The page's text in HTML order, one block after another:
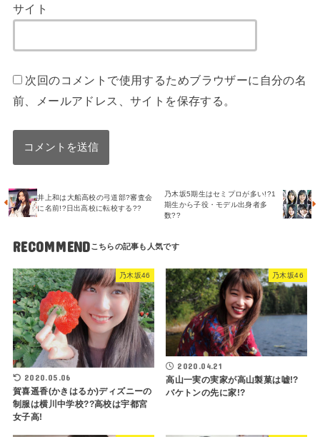
サイト
次回のコメントで使用するためブラウザーに自分の名
前、メールアドレス、サイトを保存する。
井上和は大船高校の弓道部?審査会
に名前!?日出高校に転校する??
乃木坂5期生はセミプロが多い!?1
期生から子役・モデル出身者多
数??
RECOMMEND
乃木坂46
2020.05.06
賀喜遥香(かきはるか)ディズニーの
制服は横川中学校??高校は宇都宮
女子高!
乃木坂46
2020.04.21
高山一実の実家が高山製菓は嘘!?
バケトンの先に家!?